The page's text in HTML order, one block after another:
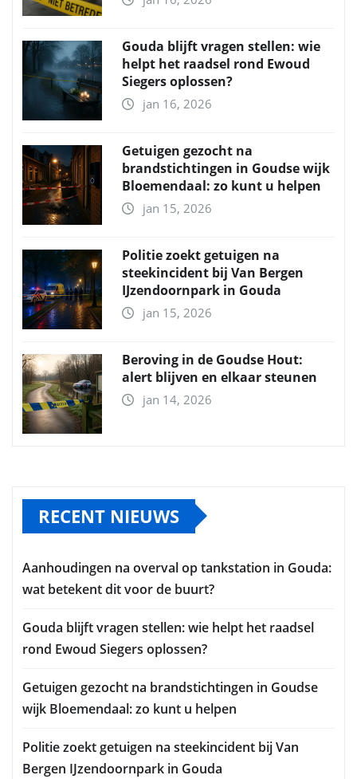
Gouda blijft vragen stellen: wie
helpt het raadsel rond Ewoud
Siegers oplossen?
jan 16, 2026
Getuigen gezocht na
brandstichtingen in Goudse wijk
Bloemendaal: zo kunt u helpen
jan 15, 2026
Politie zoekt getuigen na
steekincident bij Van Bergen
IJzendoornpark in Gouda
jan 15, 2026
Beroving in de Goudse Hout:
alert blijven en elkaar steunen
jan 14, 2026
RECENT NIEUWS
Aanhoudingen na overval op tankstation in Gouda:
wat betekent dit voor de buurt?
Gouda blijft vragen stellen: wie helpt het raadsel
rond Ewoud Siegers oplossen?
Getuigen gezocht na brandstichtingen in Goudse
wijk Bloemendaal: zo kunt u helpen
Politie zoekt getuigen na steekincident bij Van
Bergen IJzendoornpark in Gouda